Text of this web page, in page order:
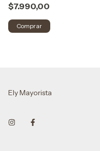
$7.990,00
Comprar
Ely Mayorista